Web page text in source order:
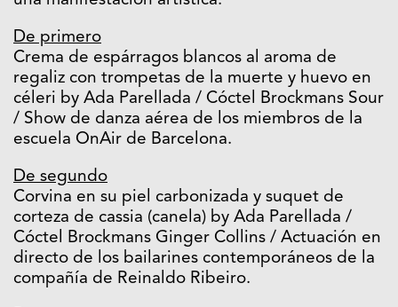
De primero
Crema de espárragos blancos al aroma de
regaliz con trompetas de la muerte y huevo en
céleri by Ada Parellada / Cóctel Brockmans Sour
/ Show de danza aérea de los miembros de la
escuela OnAir de Barcelona.
De segundo
Corvina en su piel carbonizada y suquet de
corteza de cassia (canela) by Ada Parellada /
Cóctel Brockmans Ginger Collins / Actuación en
directo de los bailarines contemporáneos de la
compañía de Reinaldo Ribeiro.